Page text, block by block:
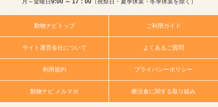
月～金曜日 9:00 ～ 17：00（祝祭日・夏季休業・冬季休業を除く）
動物ナビトップ ご利用ガイド
サイト運営会社について よくあるご質問
利用規約 プライバシーポリシー
動物ナビ メルマガ 療法食に関する取り組み